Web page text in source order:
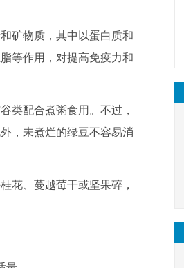
矿物质，其中以蛋白质和
等作用，对提高免疫力和
类配合煮粥食用。不过，
，未煮烂的绿豆不容易消
花、蔓越莓干或坚果碎，